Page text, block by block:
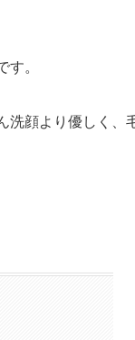
。
洗顔より優しく、